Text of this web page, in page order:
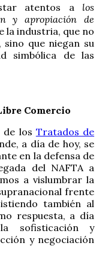
atentos a los
y apropiación de
la industria, que no
sino que niegan su
simbólica de las
Comercio
de los Tratados de
a día de hoy, se
en la defensa de
del NAFTA a
a vislumbrar la
frente
también al
respuesta, a día
sofisticación y
y negociación